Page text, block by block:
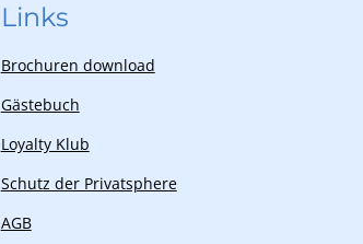
Links
Brochuren download
Gästebuch
Loyalty Klub
Schutz der Privatsphere
AGB